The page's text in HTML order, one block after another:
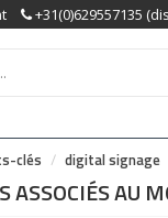
+31(0)629557135
clés digital signage
ASSOCIÉS AU